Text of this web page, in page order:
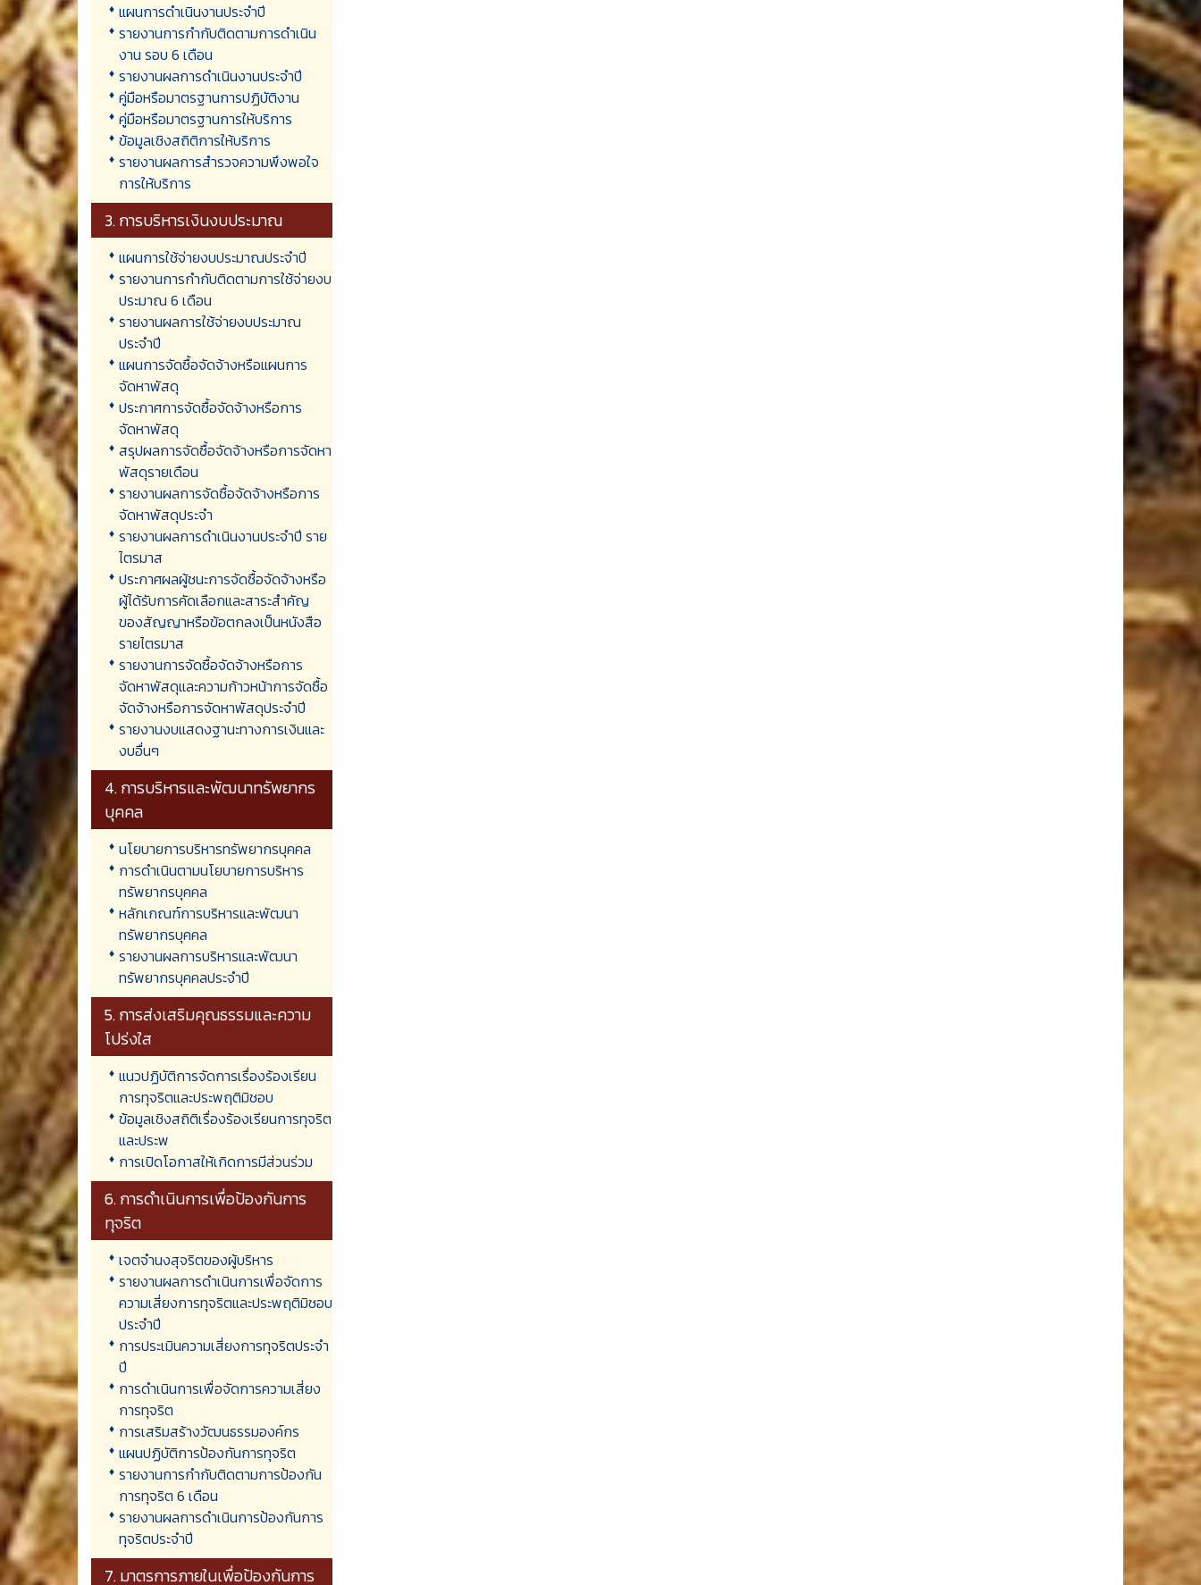
แผนการดำเนินงานประจำปี
รายงานการกำกับติดตามการดำเนิน
งาน รอบ 6 เดือน
รายงานผลการดำเนินงานประจำปี
คู่มือหรือมาตรฐานการปฏิบัติงาน
คู่มือหรือมาตรฐานการให้บริการ
ข้อมูลเชิงสถิติการให้บริการ
รายงานผลการสำรวจความพึงพอใจ
การให้บริการ
3. การบริหารเงินงบประมาณ
แผนการใช้จ่ายงบประมาณประจำปี
รายงานการกำกับติดตามการใช้จ่ายงบ
ประมาณ 6 เดือน
รายงานผลการใช้จ่ายงบประมาณ
ประจำปี
แผนการจัดซื้อจัดจ้างหรือแผนการ
จัดหาพัสดุ
ประกาศการจัดซื้อจัดจ้างหรือการ
จัดหาพัสดุ
สรุปผลการจัดซื้อจัดจ้างหรือการจัดหา
พัสดุรายเดือน
รายงานผลการจัดซื้อจัดจ้างหรือการ
จัดหาพัสดุประจำ
รายงานผลการดำเนินงานประจำปี ราย
ไตรมาส
ประกาศผลผู้ชนะการจัดซื้อจัดจ้างหรือ
ผู้ได้รับการคัดเลือกและสาระสำคัญ
ของสัญญาหรือข้อตกลงเป็นหนังสือ
รายไตรมาส
รายงานการจัดซื้อจัดจ้างหรือการ
จัดหาพัสดุและความก้าวหน้าการจัดซื้อ
จัดจ้างหรือการจัดหาพัสดุประจำปี
รายงานงบแสดงฐานะทางการเงินและ
งบอื่นๆ
4. การบริหารและพัฒนาทรัพยากร
บุคคล
นโยบายการบริหารทรัพยากรบุคคล
การดำเนินตามนโยบายการบริหาร
ทรัพยากรบุคคล
หลักเกณฑ์การบริหารและพัฒนา
ทรัพยากรบุคคล
รายงานผลการบริหารและพัฒนา
ทรัพยากรบุคคลประจำปี
5. การส่งเสริมคุณธรรมและความ
โปร่งใส
แนวปฏิบัติการจัดการเรื่องร้องเรียน
การทุจริตและประพฤติมิชอบ
ข้อมูลเชิงสถิติเรื่องร้องเรียนการทุจริต
และประพ
การเปิดโอกาสให้เกิดการมีส่วนร่วม
6. การดำเนินการเพื่อป้องกันการ
ทุจริต
เจตจำนงสุจริตของผู้บริหาร
รายงานผลการดำเนินการเพื่อจัดการ
ความเสี่ยงการทุจริตและประพฤติมิชอบ
ประจำปี
การประเมินความเสี่ยงการทุจริตประจำ
ปี
การดำเนินการเพื่อจัดการความเสี่ยง
การทุจริต
การเสริมสร้างวัฒนธรรมองค์กร
แผนปฏิบัติการป้องกันการทุจริต
รายงานการกำกับติดตามการป้องกัน
การทุจริต 6 เดือน
รายงานผลการดำเนินการป้องกันการ
ทุจริตประจำปี
7. มาตรการภายในเพื่อป้องกันการ